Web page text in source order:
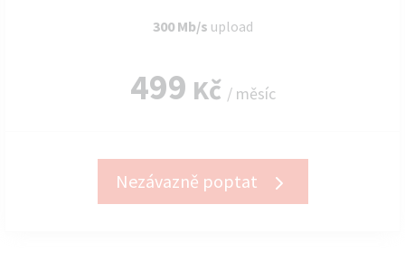
300 Mb/s upload
499 Kč / měsíc
Nezávazně poptat